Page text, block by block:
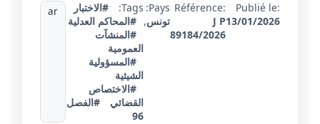
Publié le:
13/01/2026
Référence:
J P
89184/2026
Pays:
تونس,
Tags:
#الاختبار
#المحاكم العدلية
#المنشآت
العمومية
#المسؤولية
الشيئية
#الاختصاص
القضائي
#الفصل
96
ar